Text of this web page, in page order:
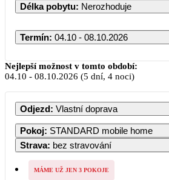
Délka pobytu: Nerozhoduje
Termín: 04.10 - 08.10.2026
Říjen 2026
PO ÚT ST ČT
1
6 340
5
4 400
6 7 8
Nejlepší možnost v tomto období:
04.10 - 08.10.2026 (5 dní, 4 noci)
Odjezd: Vlastní doprava
Pokoj: STANDARD mobile home
Strava: bez stravování
MÁME UŽ JEN 3 POKOJE